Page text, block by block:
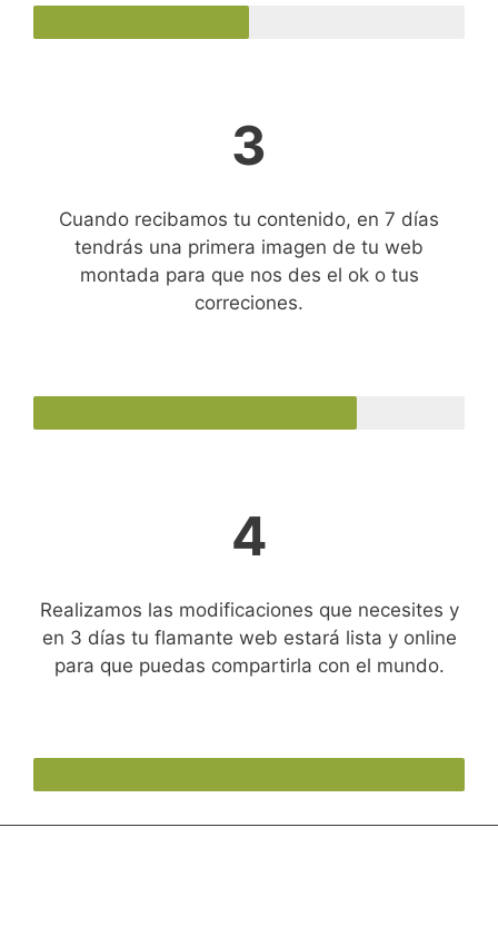
3
Cuando recibamos tu contenido, en 7 días
tendrás una primera imagen de tu web
montada para que nos des el ok o tus
correciones.
4
Realizamos las modificaciones que necesites y
en 3 días tu flamante web estará lista y online
para que puedas compartirla con el mundo.